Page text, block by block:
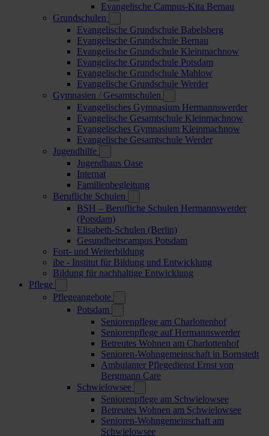
Evangelische Campus-Kita Bernau
Grundschulen
Evangelische Grundschule Babelsberg
Evangelische Grundschule Bernau
Evangelische Grundschule Kleinmachnow
Evangelische Grundschule Potsdam
Evangelische Grundschule Mahlow
Evangelische Grundschule Werder
Gymnasien / Gesamtschulen
Evangelisches Gymnasium Hermannswerder
Evangelische Gesamtschule Kleinmachnow
Evangelisches Gymnasium Kleinmachnow
Evangelische Gesamtschule Werder
Jugendhilfe
Jugendhaus Oase
Internat
Familienbegleitung
Berufliche Schulen
BSH – Berufliche Schulen Hermannswerder
(Potsdam)
Elisabeth-Schulen (Berlin)
Gesundheitscampus Potsdam
Fort- und Weiterbildung
ibe - Institut für Bildung und Entwicklung
Bildung für nachhaltige Entwicklung
Pflege
Pflegeangebote
Potsdam
Seniorenpflege am Charlottenhof
Seniorenpflege auf Hermannswerder
Betreutes Wohnen am Charlottenhof
Senioren-Wohngemeinschaft in Bornstedt
Ambulanter Pflegedienst Ernst von
Bergmann Care
Schwielowsee
Seniorenpflege am Schwielowsee
Betreutes Wohnen am Schwielowsee
Senioren-Wohngemeinschaft am
Schwielowsee